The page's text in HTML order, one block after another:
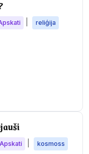
reliģija
Apskati
kosmoss